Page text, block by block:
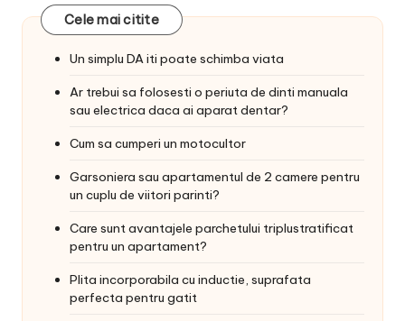
Cele mai citite
Un simplu DA iti poate schimba viata
Ar trebui sa folosesti o periuta de dinti manuala
sau electrica daca ai aparat dentar?
Cum sa cumperi un motocultor
Garsoniera sau apartamentul de 2 camere pentru
un cuplu de viitori parinti?
Care sunt avantajele parchetului triplustratificat
pentru un apartament?
Plita incorporabila cu inductie, suprafata
perfecta pentru gatit